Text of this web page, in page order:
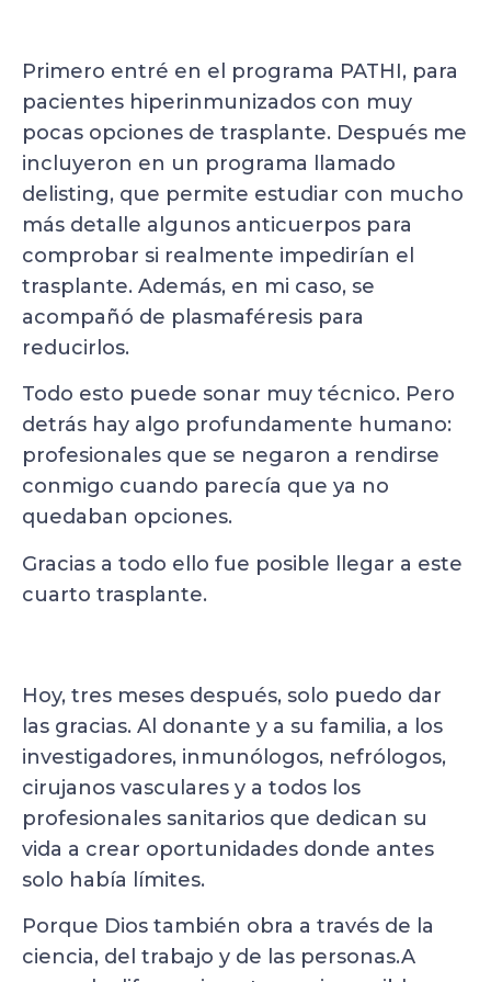
Primero entré en el programa PATHI, para
pacientes hiperinmunizados con muy
pocas opciones de trasplante. Después me
incluyeron en un programa llamado
delisting, que permite estudiar con mucho
más detalle algunos anticuerpos para
comprobar si realmente impedirían el
trasplante. Además, en mi caso, se
acompañó de plasmaféresis para
reducirlos.
Todo esto puede sonar muy técnico. Pero
detrás hay algo profundamente humano:
profesionales que se negaron a rendirse
conmigo cuando parecía que ya no
quedaban opciones.
Gracias a todo ello fue posible llegar a este
cuarto trasplante.
Hoy, tres meses después, solo puedo dar
las gracias. Al donante y a su familia, a los
investigadores, inmunólogos, nefrólogos,
cirujanos vasculares y a todos los
profesionales sanitarios que dedican su
vida a crear oportunidades donde antes
solo había límites.
Porque Dios también obra a través de la
ciencia, del trabajo y de las personas.A